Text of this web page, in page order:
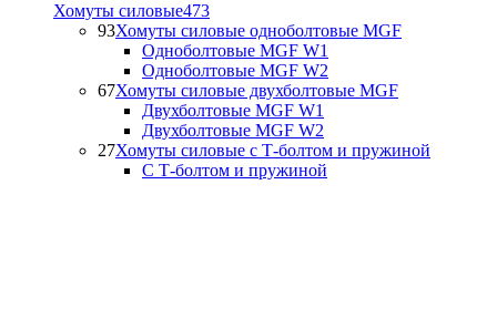
Хомуты силовые473
93Хомуты силовые одноболтовые MGF
Одноболтовые MGF W1
Одноболтовые MGF W2
67Хомуты силовые двухболтовые MGF
Двухболтовые MGF W1
Двухболтовые MGF W2
27Хомуты силовые с Т-болтом и пружиной
С Т-болтом и пружиной